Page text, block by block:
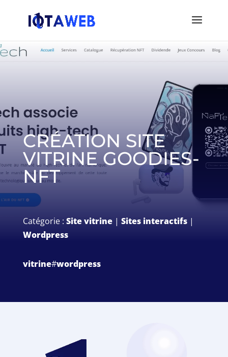
CRÉATION SITE
VITRINE GOODIES-
NFT
Catégorie : Site vitrine| Sites interactifs|
Wordpress
vitrine#wordpress